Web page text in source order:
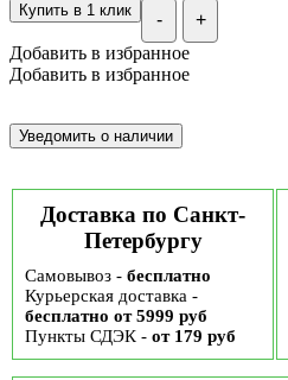
- +
Купить в 1 клик
Добавить в избранное
Добавить в избранное
Доставка по Санкт-
Петербургу
Самовывоз - бесплатно
Курьерская доставка -
бесплатно от 5999 руб
Пункты СДЭК - от 179 руб